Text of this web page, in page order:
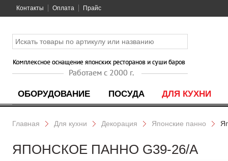
Контакты Оплата Прайс
ОБОРУДОВАНИЕ ПОСУДА ДЛЯ КУХНИ
Главная Для кухни Декорация Японские панно
ЯПОНСКОЕ ПАННО G39-26/A